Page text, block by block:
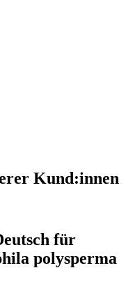
Kund:innen
für
polysperma